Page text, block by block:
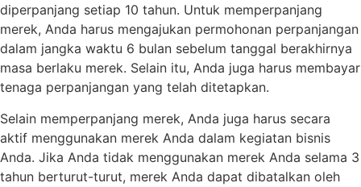
diperpanjang setiap 10 tahun. Untuk memperpanjang
merek, Anda harus mengajukan permohonan perpanjangan
dalam jangka waktu 6 bulan sebelum tanggal berakhirnya
masa berlaku merek. Selain itu, Anda juga harus membayar
tenaga perpanjangan yang telah ditetapkan.
Selain memperpanjang merek, Anda juga harus secara
aktif menggunakan merek Anda dalam kegiatan bisnis
Anda. Jika Anda tidak menggunakan merek Anda selama 3
tahun berturut-turut, merek Anda dapat dibatalkan oleh